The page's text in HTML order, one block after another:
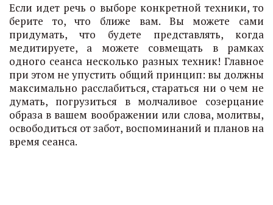
Если идет речь о выборе конкретной техники, то
берите то, что ближе вам. Вы можете сами
придумать, что будете представлять, когда
медитируете, а можете совмещать в рамках
одного сеанса несколько разных техник! Главное
при этом не упустить общий принцип: вы должны
максимально расслабиться, стараться ни о чем не
думать, погрузиться в молчаливое созерцание
образа в вашем воображении или слова, молитвы,
освободиться от забот, воспоминаний и планов на
время сеанса.